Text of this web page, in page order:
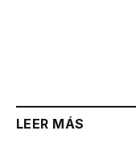
LEER MÁS